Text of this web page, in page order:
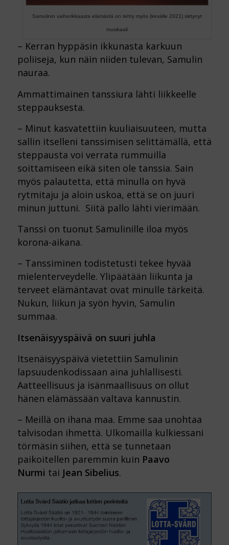
Samulinin vaiherikkaasta elämästä on tehty myös (kesälle 2021) siirtynyt
musikaali
– Kerran hyppäsin ikkunasta karkuun
poliiseja, kun näin niiden tulevan, Samulin
nauraa.
Ammattimainen tanssiura lähti liikkeelle
steppauksesta.
– Minut kasvatettiin kuuliaisuuteen, mutta
sallin itselleni tanssimisen selittämällä, että
steppausta voi verrata rummuilla
soittamiseen eikä siten ole tanssia. Sain
myös palautetta, että minulla on hyvä
rytmitaju ja aloin uskoa, että se on juuri
minun juttuni. Siitä pallo lähti vierimään.
Tanssi on tuonut Samulinille iloa myös
korona-aikana.
– Tanssiminen todistetusti tekee hyvää
mielenterveydelle. Ylipäätään liikunta ja
terveet elämäntavat ovat minulle tärkeitä.
Nukun, liikun ja syön hyvin, Samulin
summaa.
Itsenäisyyspäivä on suuri juhla
Itsenäisyyspäivä vietettiin Samulinin
lapsuudenkodissaan aina juhlallisesti.
Aatteellisuus ja isänmaallisuus on ollut
hänen elämässään valtava kannustin.
– Meillä on ihana maa. Emme saa unohtaa
talvisodan ihmettä. Ulkomailla kulkiessani
törmäsin siihen, että se tunnetaan
paikoitellen paremmin kuin Paavo
Nurmi tai Jean Sibelius.